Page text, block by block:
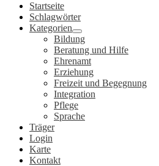
Startseite
Schlagwörter
Kategorien
Bildung
Beratung und Hilfe
Ehrenamt
Erziehung
Freizeit und Begegnung
Integration
Pflege
Sprache
Träger
Login
Karte
Kontakt